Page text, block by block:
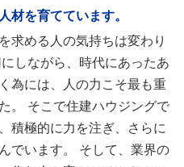
材を育てています。
求める人の気持ちは変わり
しながら、時代にあったあ
為には、人の力こそ最も重
。 そこで住建ハウジングで
積極的に力を注ぎ、さらに
でいます。 そして、業界の